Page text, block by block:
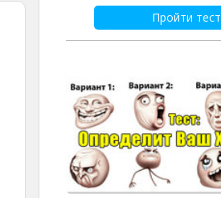
Пройти тест